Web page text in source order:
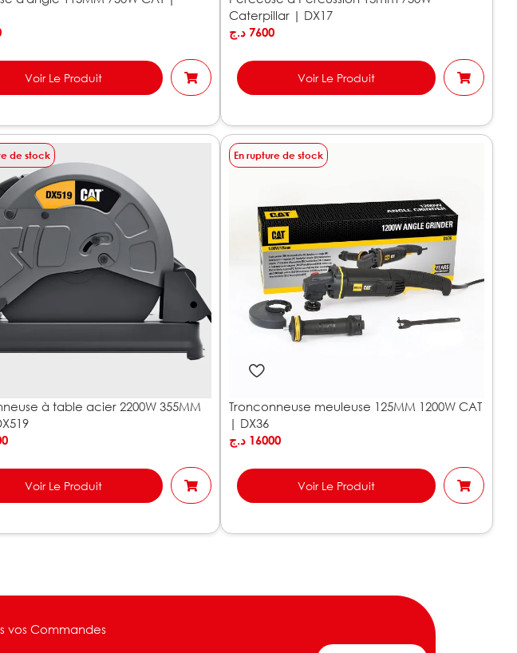
Voir Le Produit
Caterpillar | DX17
7600 د.ج
Voir Le Produit
de stock
à table acier 2200W 355MM
Voir Le Produit
En rupture de stock
Tronconneuse meuleuse 125MM 1200W CAT
| DX36
16000 د.ج
Voir Le Produit
vos Commandes